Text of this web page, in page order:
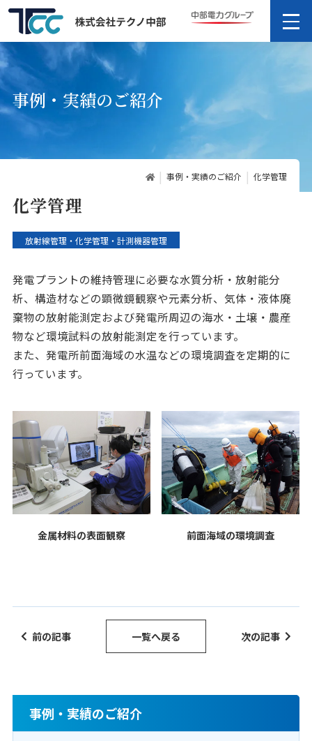
事例・実績のご紹介
事例・実績のご紹介 化学管理
化学管理
放射線管理・化学管理・計測機器管理
発電プラントの維持管理に必要な水質分析・放射能分
析、構造材などの顕微鏡観察や元素分析、気体・液体廃
棄物の放射能測定および発電所周辺の海水・土壌・農産
物など環境試料の放射能測定を行っています。
また、発電所前面海域の水温などの環境調査を定期的に
行っています。
金属材料の表面観察 前面海域の環境調査
前の記事 一覧へ戻る 次の記事
事例・実績のご紹介